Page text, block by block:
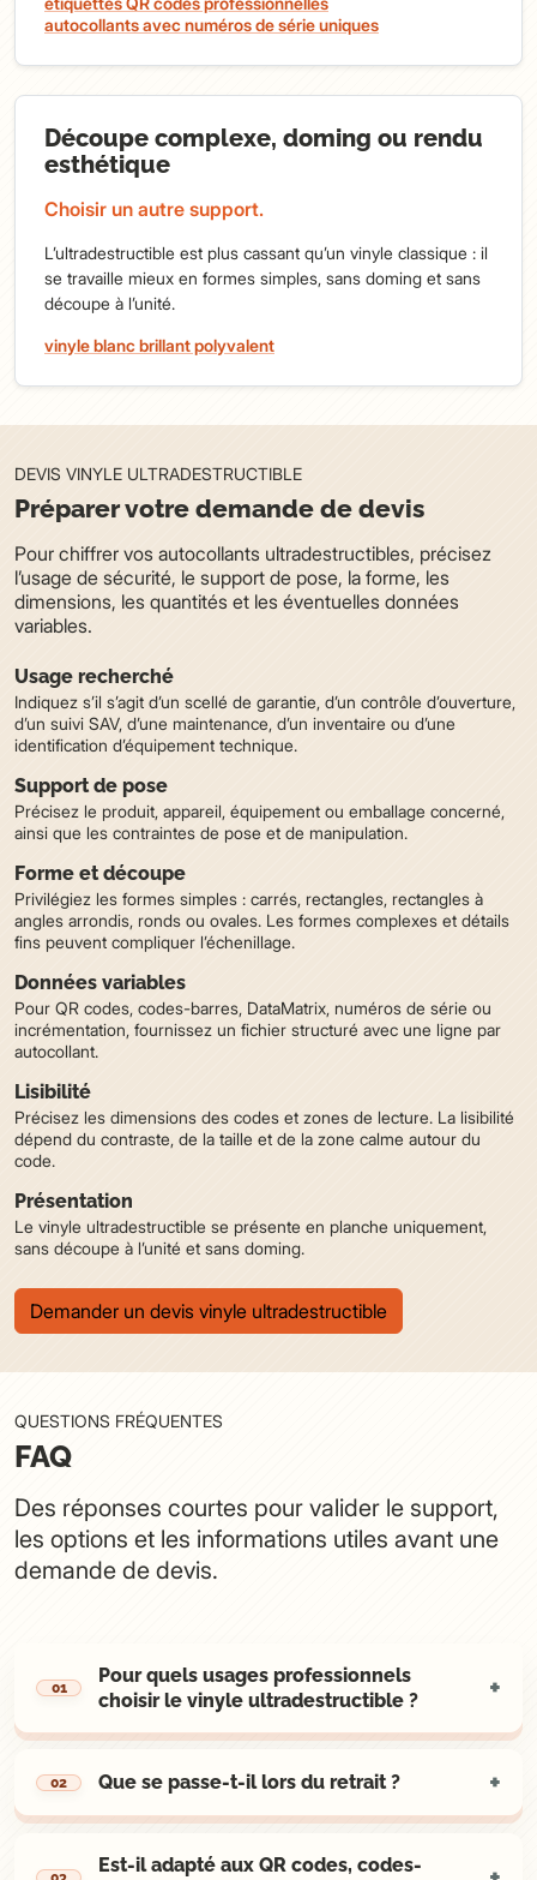
autocollants avec numéros de série uniques
Découpe complexe, doming ou rendu
esthétique
Choisir un autre support.
L’ultradestructible est plus cassant qu’un vinyle classique : il
se travaille mieux en formes simples, sans doming et sans
découpe à l’unité.
vinyle blanc brillant polyvalent
DEVIS VINYLE ULTRADESTRUCTIBLE
Préparer votre demande de devis
Pour chiffrer vos autocollants ultradestructibles, précisez
l’usage de sécurité, le support de pose, la forme, les
dimensions, les quantités et les éventuelles données
variables.
Usage recherché
Indiquez s’il s’agit d’un scellé de garantie, d’un contrôle d’ouverture,
d’un suivi SAV, d’une maintenance, d’un inventaire ou d’une
identification d’équipement technique.
Support de pose
Précisez le produit, appareil, équipement ou emballage concerné,
ainsi que les contraintes de pose et de manipulation.
Forme et découpe
Privilégiez les formes simples : carrés, rectangles, rectangles à
angles arrondis, ronds ou ovales. Les formes complexes et détails
fins peuvent compliquer l’échenillage.
Données variables
Pour QR codes, codes-barres, DataMatrix, numéros de série ou
incrémentation, fournissez un fichier structuré avec une ligne par
autocollant.
Lisibilité
Précisez les dimensions des codes et zones de lecture. La lisibilité
dépend du contraste, de la taille et de la zone calme autour du
code.
Présentation
Le vinyle ultradestructible se présente en planche uniquement,
sans découpe à l’unité et sans doming.
Demander un devis vinyle ultradestructible
QUESTIONS FRÉQUENTES
FAQ
Des réponses courtes pour valider le support,
les options et les informations utiles avant une
demande de devis.
Pour quels usages professionnels
choisir le vinyle ultradestructible ?
Que se passe-t-il lors du retrait ?
Est-il adapté aux QR codes, codes-